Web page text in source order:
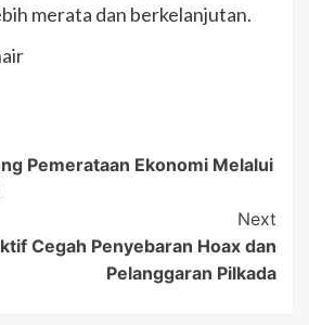
merata dan berkelanjutan.
Pemerataan Ekonomi Melalui
Next
Cegah Penyebaran Hoax dan
Pelanggaran Pilkada